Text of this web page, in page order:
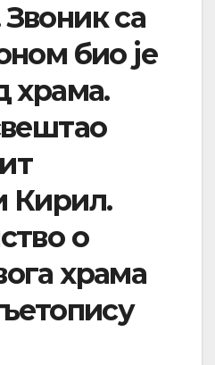
са
био је
храма.
Кирил.
о
храма